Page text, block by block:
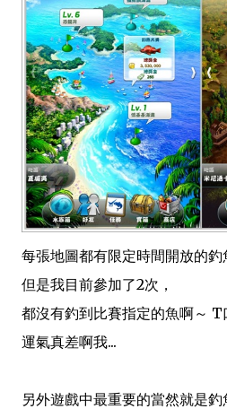
每張地圖都有限定時間開放的釣
但是我目前參加了2次，
都沒有釣到比賽指定的魚啊～ T
運氣真差啊我...
另外遊戲中最重要的當然就是釣